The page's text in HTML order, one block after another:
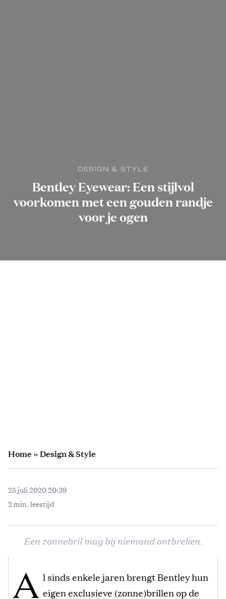
DESIGN & STYLE
Bentley Eyewear: Een stijlvol
voorkomen met een gouden randje
voor je ogen
Home»Design & Style
25 juli 2020 20:39
2 min. leestijd
Een zonnebril mag bij niemand ontbreken.
A l sinds enkele jaren brengt Bentley hun
eigen exclusieve (zonne)brillen op de